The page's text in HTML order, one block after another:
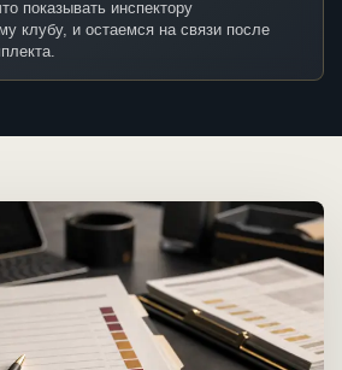
показывать инспектору
клубу, и остаемся на связи после